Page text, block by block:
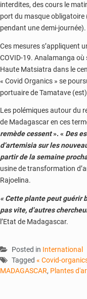
interdites, des cours le
port du masque obligatoire
pendant une demi-journée).
Ces mesures s’appliquent
COVID-19. Analamanga où
Haute Matsiatra dans le
« Covid Organics » se
portuaire de Tamatave
Les polémiques autour du
de Madagascar en ces
remède cessent». « Des
d’artemisia sur les
partir de la semaine
usine de transformation
Rajoelina.
« Cette plante peut guérir
pas vite, d’autres
l’Etat de Madagascar.
Posted in International
Tagged « Covid-
MADAGASCAR, Plantes